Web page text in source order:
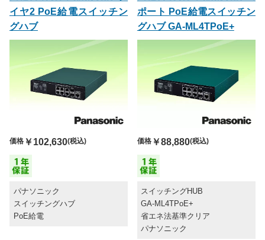
イヤ2 PoE給電スイッチン
グハブ
価格 ￥102,630(税込)
パナソニック
スイッチングハブ
PoE給電
ポート PoE給電スイッチン
グハブ GA-ML4TPoE+
価格￥88,880(税込)
スイッチングHUB
GA-ML4TPoE+
省エネ法基準クリア
パナソニック